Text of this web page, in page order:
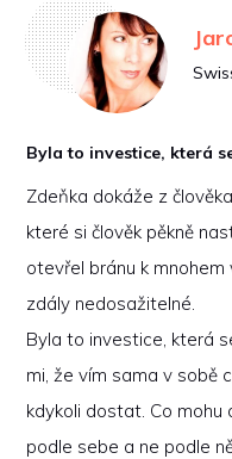
Byla to investice, která
Zdeňka dokáže z
které si člověk pěkně
otevřel bránu k
zdály nedosažitelné.
Byla to investice, která
mi, že vím sama v sobě
kdykoli dostat. Co mohu
podle sebe a ne podle